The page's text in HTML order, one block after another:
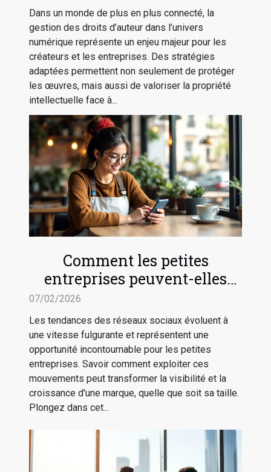
Dans un monde de plus en plus connecté, la
gestion des droits d’auteur dans l’univers
numérique représente un enjeu majeur pour les
créateurs et les entreprises. Des stratégies
adaptées permettent non seulement de protéger
les œuvres, mais aussi de valoriser la propriété
intellectuelle face à...
Comment les petites
entreprises peuvent-elles
tirer profit des tendances des
réseaux sociaux ?
07/02/2026
Les tendances des réseaux sociaux évoluent à
une vitesse fulgurante et représentent une
opportunité incontournable pour les petites
entreprises. Savoir comment exploiter ces
mouvements peut transformer la visibilité et la
croissance d'une marque, quelle que soit sa taille.
Plongez dans cet...